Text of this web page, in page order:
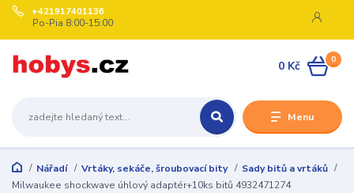
Menu
+421917401136
Po-Pia 8:00-15:00
0
0 Kč
Nářadí Vrtáky, sekáče, šroubovací bity
Sady bitů a vrtáků
Milwaukee shockwave úhlový adaptér+10ks bitů 4932471274